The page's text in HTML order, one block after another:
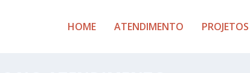
HOME ATENDIMENTO PROJETOS